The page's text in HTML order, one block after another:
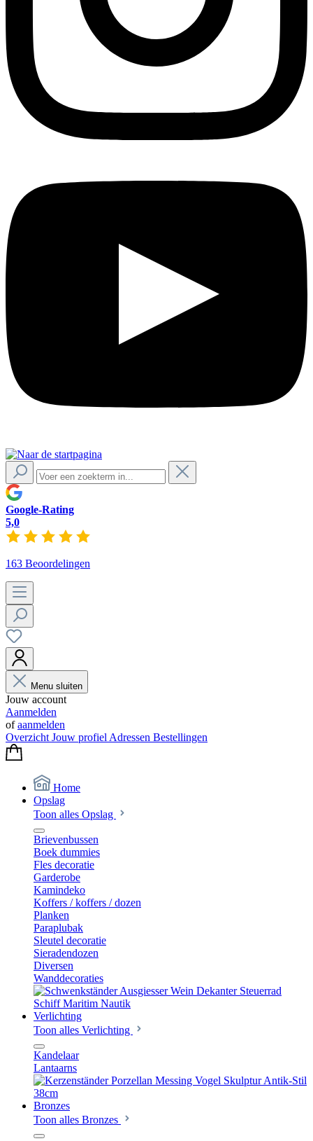
Google-Rating
5,0
163 Beoordelingen
Menu sluiten
Jouw account
Aanmelden
ofaanmelden
Overzicht Jouw profiel Adressen Bestellingen
Home
Opslag
Toon alles Opslag
Brievenbussen
Boek dummies
Fles decoratie
Garderobe
Kamindeko
Koffers / koffers / dozen
Planken
Paraplubak
Sleutel decoratie
Sieradendozen
Diversen
Wanddecoraties
Verlichting
Toon alles Verlichting
Kandelaar
Lantaarns
Bronzes
Toon alles Bronzes